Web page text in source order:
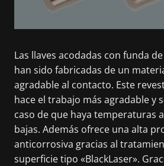
Las llaves acodadas con funda
han sido fabricadas de un
agradable al contacto. Este
hace el trabajo más agradable y
caso de que haya temperaturas
bajas. Además ofrece una alta
anticorrosiva gracias al
superficie tipo «BlackLaser».